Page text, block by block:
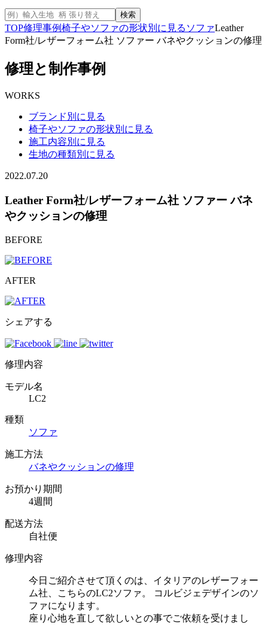
検索
TOP修理事例椅子やソファの形状別に見る ソファLeather
Form社/レザーフォーム社 ソファー バネやクッションの修理
修理と制作事例
WORKS
ブランド別に見る
椅子やソファの形状別に見る
施工内容別に見る
生地の種類別に見る
2022.07.20
Leather Form社/レザーフォーム社 ソファー バネ
やクッションの修理
BEFORE
AFTER
シェアする
修理内容
モデル名
LC2
種類
ソファ
施工方法
バネやクッションの修理
お預かり期間
4週間
配送方法
自社便
修理内容
今日ご紹介させて頂くのは、イタリアのレザーフォー
ム社、こちらのLC2ソファ。 コルビジェデザインのソ
ファになります。
座り心地を直して欲しいとの事でご依頼を受けまし